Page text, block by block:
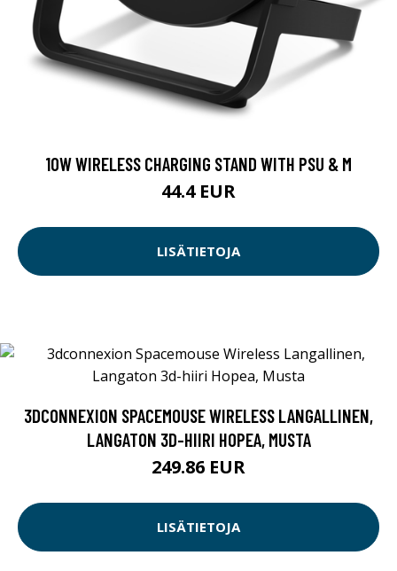
10W WIRELESS CHARGING STAND WITH PSU & M
44.4 EUR
LISÄTIETOJA
3DCONNEXION SPACEMOUSE WIRELESS LANGALLINEN,
LANGATON 3D-HIIRI HOPEA, MUSTA
249.86 EUR
LISÄTIETOJA